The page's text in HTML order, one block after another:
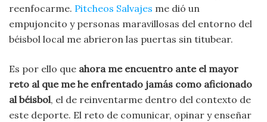
reenfocarme. Pitcheos Salvajes me dió un
empujoncito y personas maravillosas del entorno del
béisbol local me abrieron las puertas sin titubear.
Es por ello que ahora me encuentro ante el mayor
reto al que me he enfrentado jamás como aficionado
al béisbol, el de reinventarme dentro del contexto de
este deporte. El reto de comunicar, opinar y enseñar